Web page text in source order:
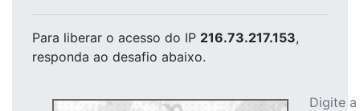
Para liberar o acesso do IP 216.73.217.153,
responda ao desafio abaixo.
Digite